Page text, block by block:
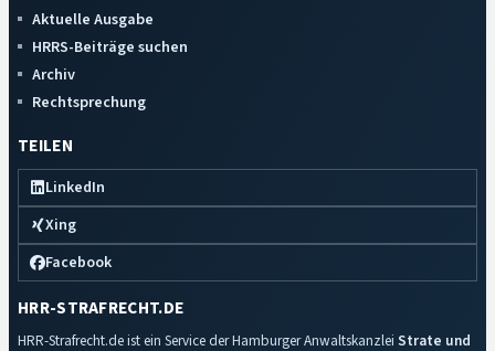
Aktuelle Ausgabe
HRRS-Beiträge suchen
Archiv
Rechtsprechung
TEILEN
LinkedIn
Xing
Facebook
HRR-STRAFRECHT.DE
HRR-Strafrecht.de ist ein Service der Hamburger Anwaltskanzlei Strate und